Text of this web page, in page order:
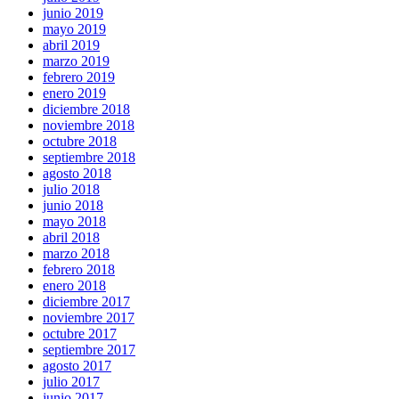
junio 2019
mayo 2019
abril 2019
marzo 2019
febrero 2019
enero 2019
diciembre 2018
noviembre 2018
octubre 2018
septiembre 2018
agosto 2018
julio 2018
junio 2018
mayo 2018
abril 2018
marzo 2018
febrero 2018
enero 2018
diciembre 2017
noviembre 2017
octubre 2017
septiembre 2017
agosto 2017
julio 2017